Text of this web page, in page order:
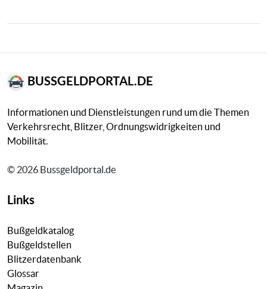
BUSSGELDPORTAL.DE
Informationen und Dienstleistungen rund um die Themen
Verkehrsrecht, Blitzer, Ordnungswidrigkeiten und
Mobilität.
© 2026 Bussgeldportal.de
Links
Bußgeldkatalog
Bußgeldstellen
Blitzerdatenbank
Glossar